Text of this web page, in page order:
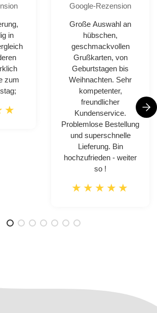
in
zum
Google-Rezension
Große Auswahl an
hübschen,
geschmackvollen
Grußkarten, von
Geburtstagen bis
Weihnachten. Sehr
kompetenter,
freundlicher
Kundenservice.
Problemlose Bestellung
und superschnelle
Lieferung. Bin
hochzufrieden - weiter
so !